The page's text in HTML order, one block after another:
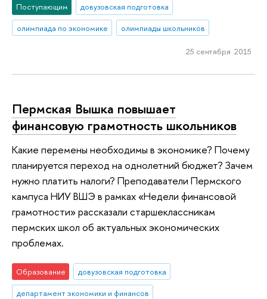
Поступающим
довузовская подготовка
олимпиада по экономике
олимпиады школьников
25 сентября 2015
Пермская Вышка повышает
финансовую грамотность школьников
Какие перемены необходимы в экономике? Почему
планируется переход на однолетний бюджет? Зачем
нужно платить налоги? Преподаватели Пермского
кампуса НИУ ВШЭ в рамках «Недели финансовой
грамотности» рассказали старшеклассникам
пермских школ об актуальных экономических
проблемах.
Образование
довузовская подготовка
департамент экономики и финансов